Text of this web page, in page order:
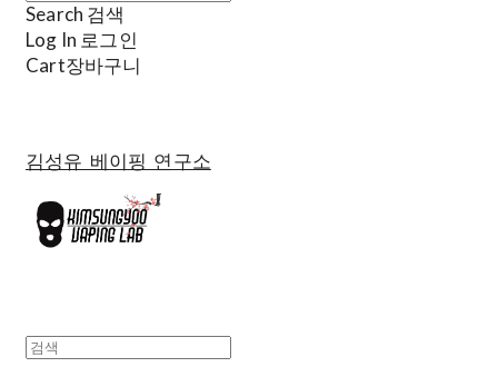
Search 검색
Log In 로그인
Cart장바구니
김성유 베이핑 연구소